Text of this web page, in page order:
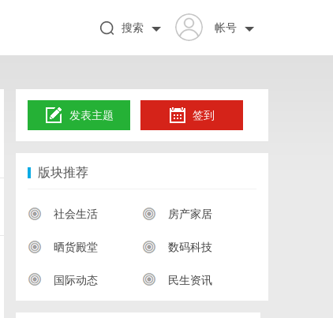
帐号
搜索
发表主题 签到
版块推荐
社会生活 房产家居
晒货殿堂 数码科技
国际动态 民生资讯